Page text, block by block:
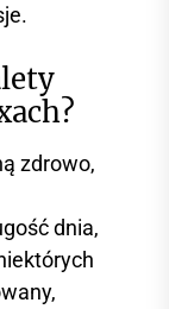
zdrowo,
dnia,